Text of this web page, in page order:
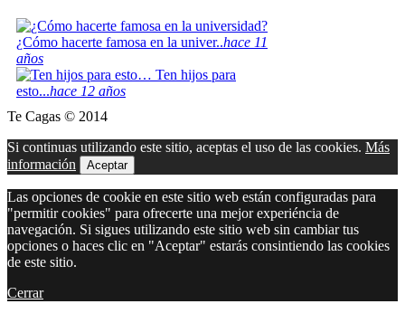
¿Cómo hacerte famosa en la univer..hace 11
años
Ten hijos para
esto...hace 12 años
Te Cagas © 2014
Si continuas utilizando este sitio, aceptas el uso de las cookies. Más
información
Aceptar
Las opciones de cookie en este sitio web están configuradas para
"permitir cookies" para ofrecerte una mejor experiéncia de
navegación. Si sigues utilizando este sitio web sin cambiar tus
opciones o haces clic en "Aceptar" estarás consintiendo las cookies
de este sitio.
Cerrar